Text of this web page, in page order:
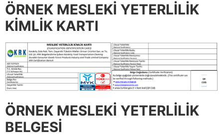
ÖRNEK MESLEKİ YETERLİLİK
KİMLİK KARTI
ÖRNEK MESLEKİ YETERLİLİK
BELGESİ